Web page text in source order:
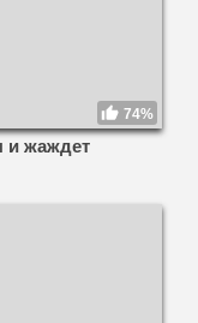
74%
и жаждет